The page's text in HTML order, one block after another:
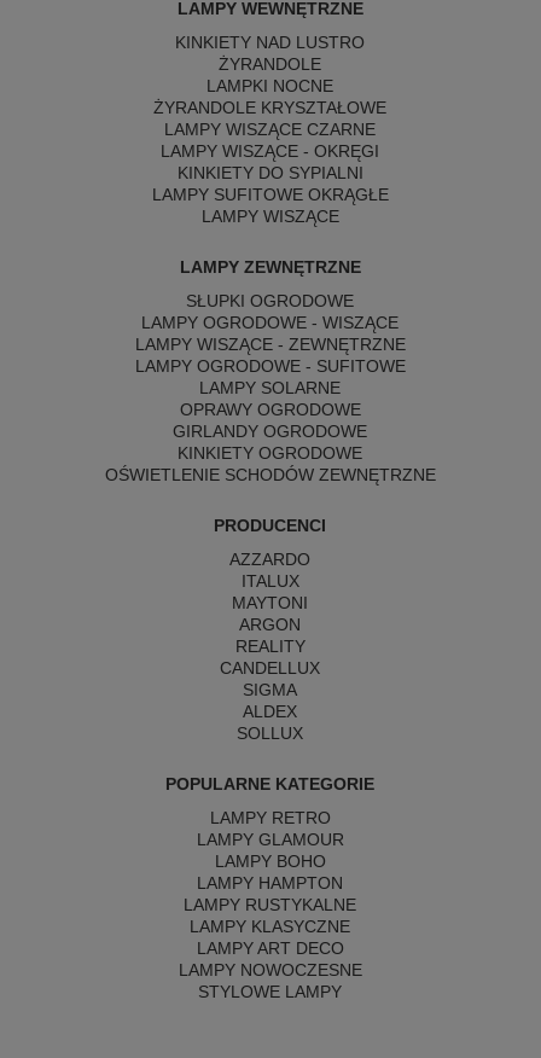
LAMPY WEWNĘTRZNE
KINKIETY NAD LUSTRO
ŻYRANDOLE
LAMPKI NOCNE
ŻYRANDOLE KRYSZTAŁOWE
LAMPY WISZĄCE CZARNE
LAMPY WISZĄCE - OKRĘGI
KINKIETY DO SYPIALNI
LAMPY SUFITOWE OKRĄGŁE
LAMPY WISZĄCE
LAMPY ZEWNĘTRZNE
SŁUPKI OGRODOWE
LAMPY OGRODOWE - WISZĄCE
LAMPY WISZĄCE - ZEWNĘTRZNE
LAMPY OGRODOWE - SUFITOWE
LAMPY SOLARNE
OPRAWY OGRODOWE
GIRLANDY OGRODOWE
KINKIETY OGRODOWE
OŚWIETLENIE SCHODÓW ZEWNĘTRZNE
PRODUCENCI
AZZARDO
ITALUX
MAYTONI
ARGON
REALITY
CANDELLUX
SIGMA
ALDEX
SOLLUX
POPULARNE KATEGORIE
LAMPY RETRO
LAMPY GLAMOUR
LAMPY BOHO
LAMPY HAMPTON
LAMPY RUSTYKALNE
LAMPY KLASYCZNE
LAMPY ART DECO
LAMPY NOWOCZESNE
STYLOWE LAMPY